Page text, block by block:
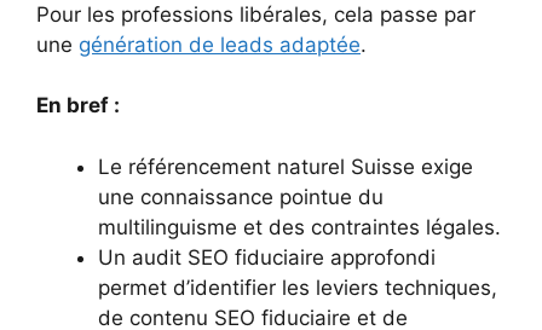
Pour les professions libérales, cela passe par
une génération de leads adaptée.
En bref :
Le référencement naturel Suisse exige
une connaissance pointue du
multilinguisme et des contraintes légales.
Un audit SEO fiduciaire approfondi
permet d’identifier les leviers techniques,
de contenu SEO fiduciaire et de